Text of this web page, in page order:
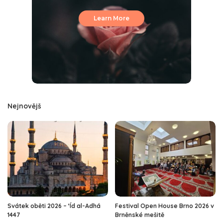
Learn More
Nejnovějš
Svátek oběti 2026 – ‘Íd al-Adhá
1447
Festival Open House Brno 2026 v
Brněnské mešitě